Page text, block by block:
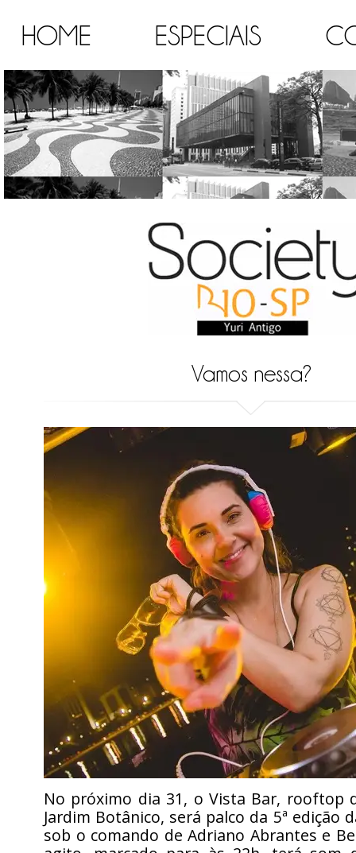
HOME ESPECIAIS
Vamos nessa?
No próximo dia 31, o Vista Bar, rooftop
Jardim Botânico, será palco da 5ª edição
sob o comando de Adriano Abrantes e